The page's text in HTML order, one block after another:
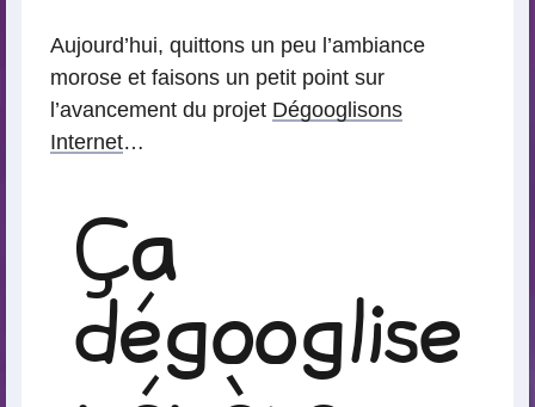
Aujourd’hui, quittons un peu l’ambiance
morose et faisons un petit point sur
l’avancement du projet Dégooglisons
Internet…
Ça
dégooglise